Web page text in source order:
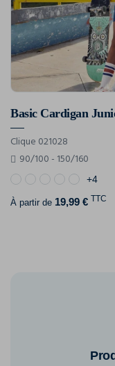
Basic Cardigan
Clique 021028
90/100 - 150/160
+4
À partir de 19,99 € TTC